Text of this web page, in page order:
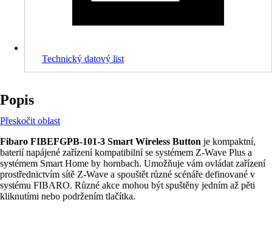
Technický datový list
Popis
Přeskočit oblast
Fibaro FIBEFGPB-101-3 Smart Wireless Button je kompaktní,
baterií napájené zařízení kompatibilní se systémem Z-Wave Plus a
systémem Smart Home by hornbach. Umožňuje vám ovládat zařízení
prostřednictvím sítě Z-Wave a spouštět různé scénáře definované v
systému FIBARO. Různé akce mohou být spuštěny jedním až pěti
kliknutími nebo podržením tlačítka.